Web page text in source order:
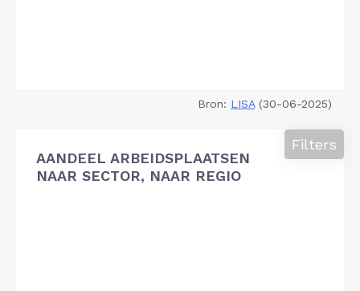
Bron: LISA(30-06-2025)
AANDEEL ARBEIDSPLAATSEN
NAAR SECTOR, NAAR REGIO
Filters